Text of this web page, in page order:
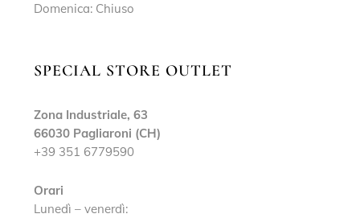
Domenica: Chiuso
SPECIAL STORE OUTLET
Zona Industriale, 63
66030 Pagliaroni (CH)
+39 351 6779590
Orari
Lunedì – venerdì: